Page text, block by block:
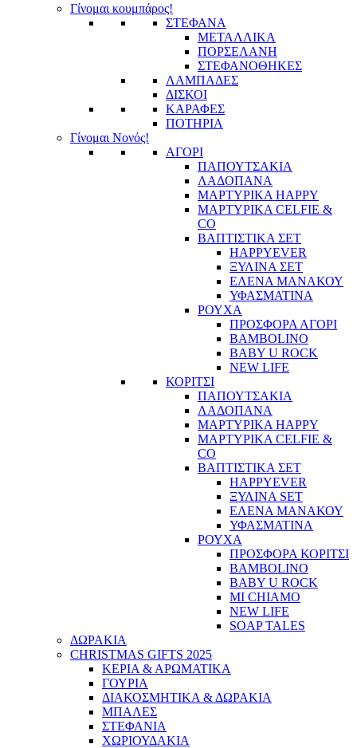
Γίνομαι κουμπάρος!
ΣΤΕΦΑΝΑ
ΜΕΤΑΛΛΙΚΑ
ΠΟΡΣΕΛΑΝΗ
ΣΤΕΦΑΝΟΘΗΚΕΣ
ΛΑΜΠΑΔΕΣ
ΔΙΣΚΟΙ
ΚΑΡΑΦΕΣ
ΠΟΤΗΡΙΑ
Γίνομαι Νονός!
ΑΓΟΡΙ
ΠΑΠΟΥΤΣΑΚΙΑ
ΛΑΔΟΠΑΝΑ
ΜΑΡΤΥΡΙΚΑ HAPPY
ΜΑΡΤΥΡΙΚΑ CELFIE &
CO
ΒΑΠΤΙΣΤΙΚΑ ΣΕΤ
HAPPYEVER
ΞΥΛΙΝΑ ΣΕΤ
ΕΛΕΝΑ ΜΑΝΑΚΟΥ
ΥΦΑΣΜΑΤΙΝΑ
ΡΟΥΧΑ
ΠΡΟΣΦΟΡΑ ΑΓΟΡΙ
BAMBOLINO
BABY U ROCK
NEW LIFE
ΚΟΡΙΤΣΙ
ΠΑΠΟΥΤΣΑΚΙΑ
ΛΑΔΟΠΑΝΑ
ΜΑΡΤΥΡΙΚΑ HAPPY
ΜΑΡΤΥΡΙΚΑ CELFIE &
CO
ΒΑΠΤΙΣΤΙΚΑ ΣΕΤ
HAPPYEVER
ΞΥΛΙΝΑ SET
ΕΛΕΝΑ ΜΑΝΑΚΟΥ
ΥΦΑΣΜΑΤΙΝΑ
ΡΟΥΧΑ
ΠΡΟΣΦΟΡΑ ΚΟΡΙΤΣΙ
BAMBOLINO
BABY U ROCK
MI CHIAMO
NEW LIFE
SOAP TALES
ΔΩΡΑΚΙΑ
CHRISTMAS GIFTS 2025
ΚΕΡΙΑ & ΑΡΩΜΑΤΙΚΑ
ΓΟΥΡΙΑ
ΔΙΑΚΟΣΜΗΤΙΚΑ & ΔΩΡΑΚΙΑ
ΜΠΑΛΕΣ
ΣΤΕΦΑΝΙΑ
ΧΩΡΙΟΥΔΑΚΙΑ